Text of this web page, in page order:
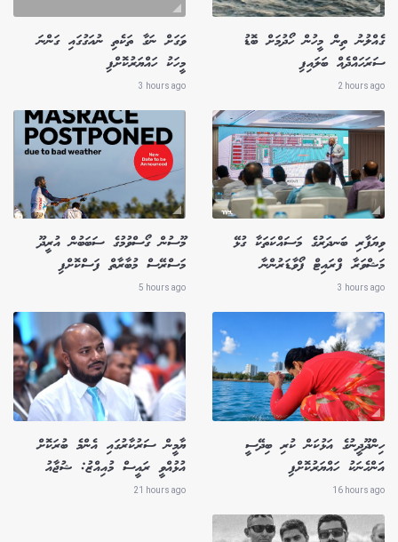
ގެއްލުނު ތިން މީހުން ހޯދުމަށް ބޮޑު
ސަރަހައްދެއް ބަލައިފި
2 hours ago
ވަގަށް ނަގާ ތަކެތި ނުއަގުގައި ގަންނަ
މީހަކު ހައްޔަރުކޮށްފި
3 hours ago
ވިޔަފާރި ބަނދަރުގެ މަސައްކަތަކާ ގުޅޭ
މަޝްވަރާ ފްރައިޓް ފޯވާޑަރުންނާ
3 hours ago
މޫސުން ގޯސްވުމުގެ ސަބަބުން އުރީދޫ
މަސްރޭސް މުބާރާތް ފަސްކޮށްފި
5 hours ago
ހިންދޫދީނުގެ އަޅުކަން ކުރި ބިދޭސީ
އަންހެނަކު ހައްޔަރުކޮށްފި
16 hours ago
ޔާމީން ސަރުކާރުގައި އެންމެ ބުރަކޮށް
އުޅުއްވީ ރައީސް މުއިއްޒު: ޝުޖާއު
21 hours ago